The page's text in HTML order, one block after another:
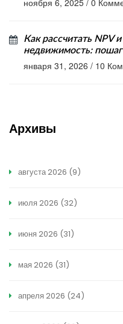
ноября 6, 2025 / 0
Как рассчитать NPV
недвижимость:
января 31, 2026 / 10
Архивы
августа 2026 (9)
июля 2026 (32)
июня 2026 (31)
мая 2026 (31)
апреля 2026 (24)